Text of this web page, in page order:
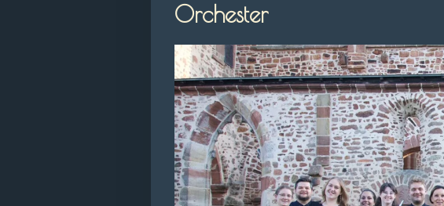
Orchester